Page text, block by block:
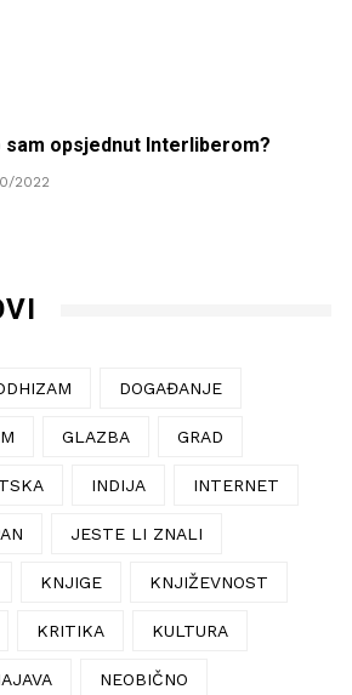
sam opsjednut Interliberom?
2022
DOGAĐANJE
GLAZBA GRAD
INDIJA INTERNET
JESTE LI ZNALI
KNJIGE KNJIŽEVNOST
KRITIKA KULTURA
NEOBIČNO